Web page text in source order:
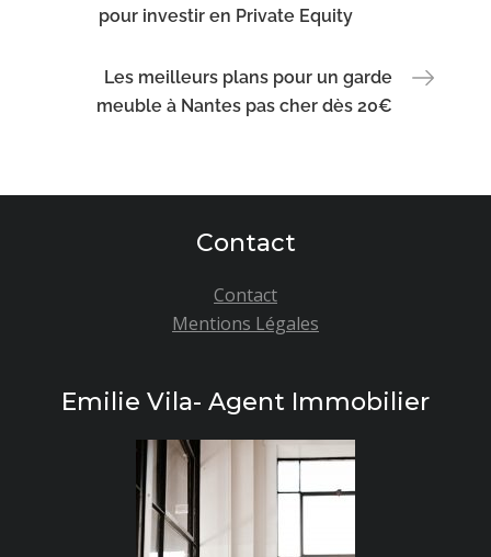
de
l’article
pour investir en Private Equity
Les meilleurs plans pour un garde
meuble à Nantes pas cher dès 20€
Contact
Contact
Mentions Légales
Emilie Vila- Agent Immobilier